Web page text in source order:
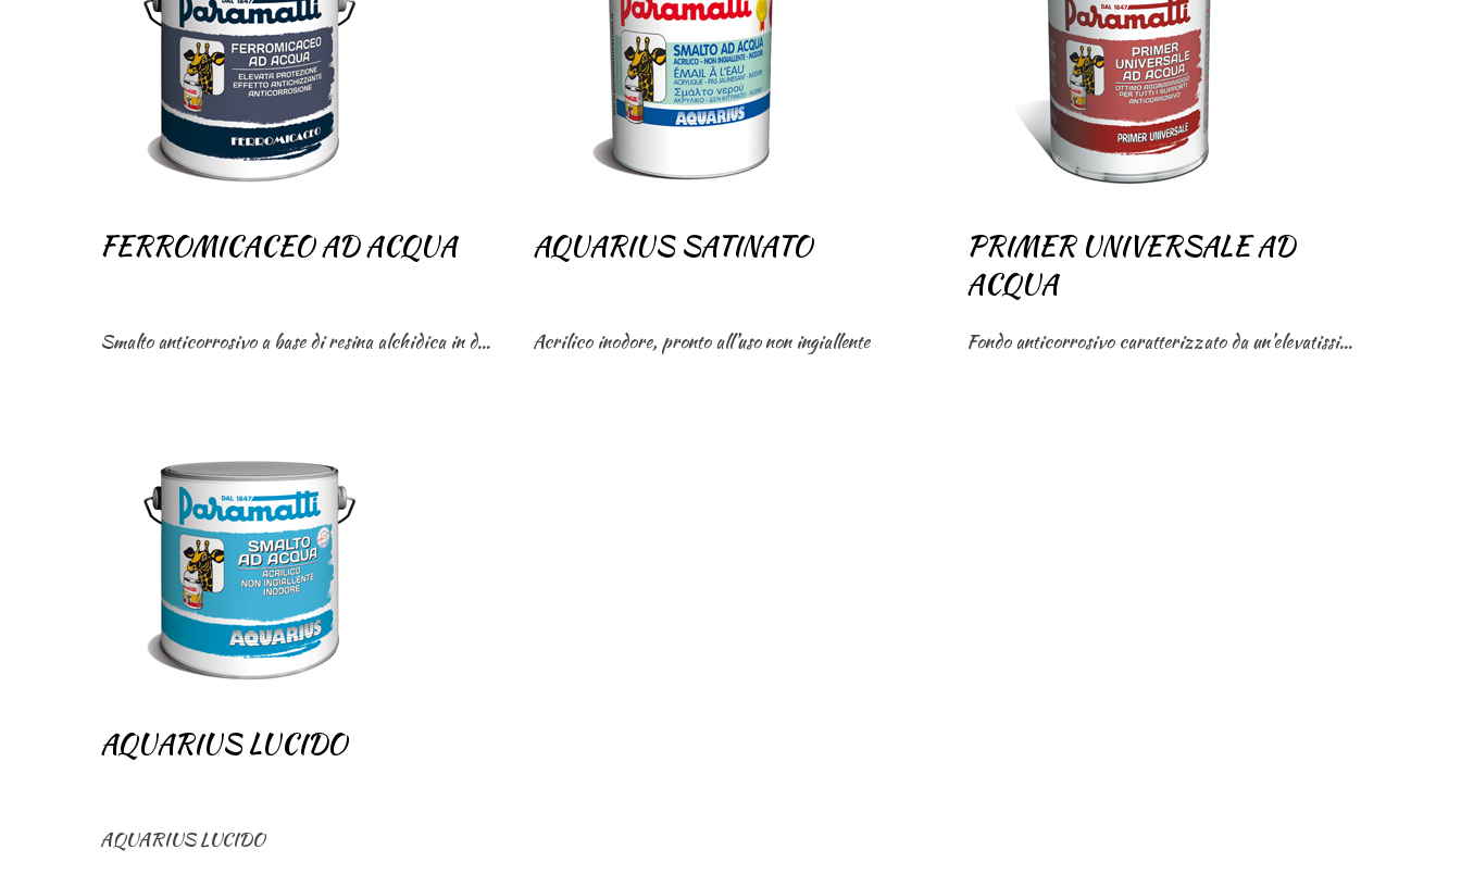
FERROMICACEO AD ACQUA
Smalto anticorrosivo a base di resina alchidica in dispersione acquosa e di ossido di ferromicaceo.
AQUARIUS SATINATO
Acrilico inodore, pronto all’uso non ingiallente
PRIMER UNIVERSALE AD
ACQUA
Fondo anticorrosivo caratterizzato da un’elevatissima capacità di aggrappaggio. Si raccomanda come mano di fondo
AQUARIUS LUCIDO
AQUARIUS LUCIDO